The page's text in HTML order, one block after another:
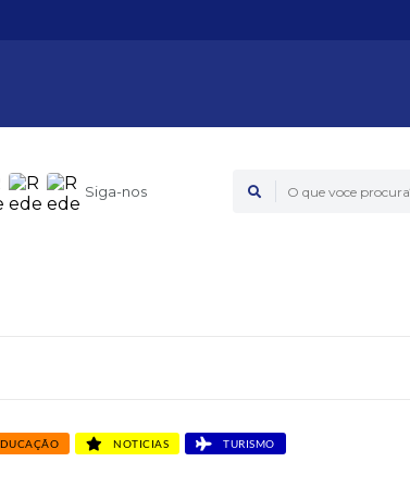
Siga-nos O que voce procura?
NOTICIAS TURISMO